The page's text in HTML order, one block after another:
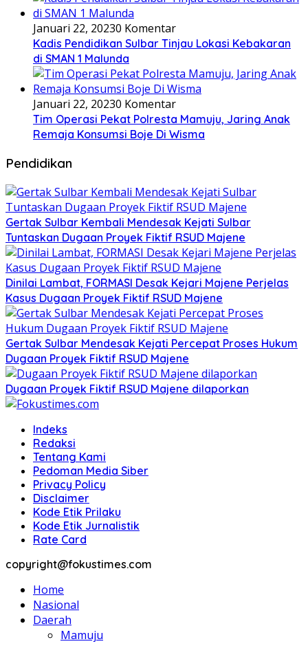
Januari 22, 20230 Komentar
Kadis Pendidikan Sulbar Tinjau Lokasi Kebakaran
di SMAN 1 Malunda
Januari 22, 20230 Komentar
Tim Operasi Pekat Polresta Mamuju, Jaring Anak
Remaja Konsumsi Boje Di Wisma
Pendidikan
Gertak Sulbar Kembali Mendesak Kejati Sulbar
Tuntaskan Dugaan Proyek Fiktif RSUD Majene
Dinilai Lambat, FORMASI Desak Kejari Majene Perjelas
Kasus Dugaan Proyek Fiktif RSUD Majene
Gertak Sulbar Mendesak Kejati Percepat Proses Hukum
Dugaan Proyek Fiktif RSUD Majene
Dugaan Proyek Fiktif RSUD Majene dilaporkan
Indeks
Redaksi
Tentang Kami
Pedoman Media Siber
Privacy Policy
Disclaimer
Kode Etik Prilaku
Kode Etik Jurnalistik
Rate Card
copyright@fokustimes.com
Home
Nasional
Daerah
Mamuju